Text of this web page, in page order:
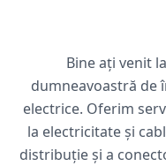
Bine ați venit
dumneavoastră de
electrice. Oferim
la electricitate și
distribuție și a